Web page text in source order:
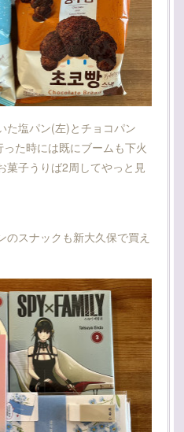
た塩パン(左)とチョコパン
た時には既にブームも下火
菓子うりば2周してやっと見
スナックも新大久保で買え